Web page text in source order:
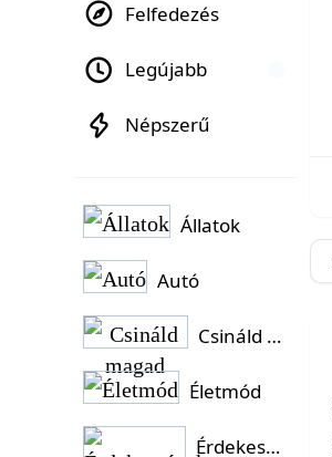
Felfedezés
Legújabb
Népszerű
Állatok
Autó
Csináld magad
Életmód
Érdekességek